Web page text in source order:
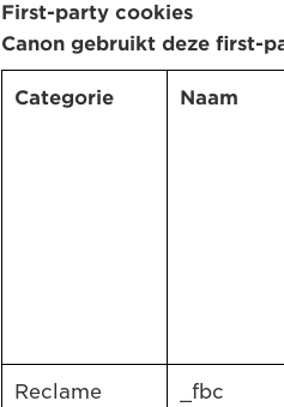
First-party cookies
Canon gebruikt deze first-
Categorie Naam
Reclame _fbc